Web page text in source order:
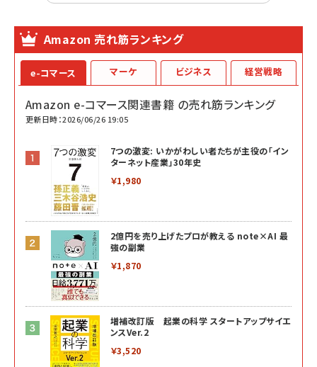
Amazon 売れ筋ランキング
e-コマース
Amazon e-コマース関連書籍 の売れ筋ランキング
更新日時：2026/06/26 19:05
7つの激変: いかがわしい者たちが主役の「イン
ターネット産業」30年史
￥1,980
2億円を売り上げたプロが教える note×AI 最
強の副業
￥1,870
増補改訂版 起業の科学 スタートアップサイエ
ンスVer.2
￥3,520
マーケ ビジネス 経営戦略